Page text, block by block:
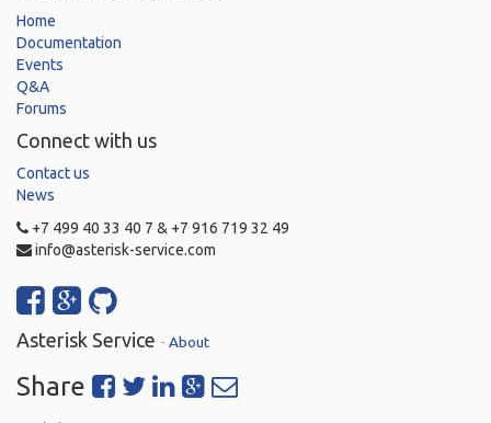
Home
Documentation
Events
Q&A
Forums
Connect with us
Contact us
News
+7 499 40 33 40 7 & +7 916 719 32 49
info@asterisk-service.com
Asterisk Service - About
Share